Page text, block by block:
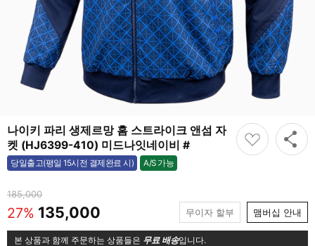
나이키 파리 생제르망 홈 스트라이크 앤섬 자
켓 (HJ6399-410) 미드나잇네이비 #
당일출고(평일 15시전 결제완료 시) A/S 가능
가능
185,000
27% 135,000 무이자 할부 맴버십 안내
본 상품과 함께 주문하는 상품들은 무료 배송입니다.